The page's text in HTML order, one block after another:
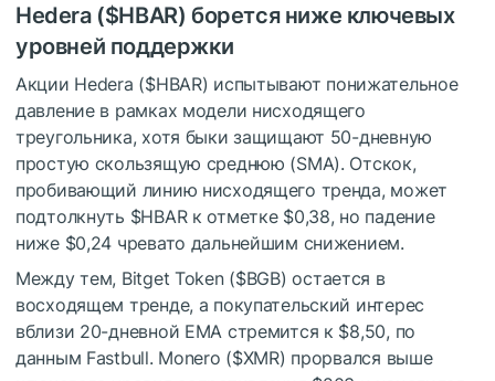
Hedera ($HBAR) борется ниже ключевых
уровней поддержки
Акции Hedera ($HBAR) испытывают понижательное
давление в рамках модели нисходящего
треугольника, хотя быки защищают 50-дневную
простую скользящую среднюю (SMA). Отскок,
пробивающий линию нисходящего тренда, может
подтолкнуть $HBARк отметке $0,38, но падение
ниже $0,24 чревато дальнейшим снижением.
Между тем, Bitget Token ($BGB) остается в
восходящем тренде, а покупательский интерес
вблизи 20-дневной EMA стремится к $8,50, по
данным Fastbull. Monero ($XMR) прорвался выше